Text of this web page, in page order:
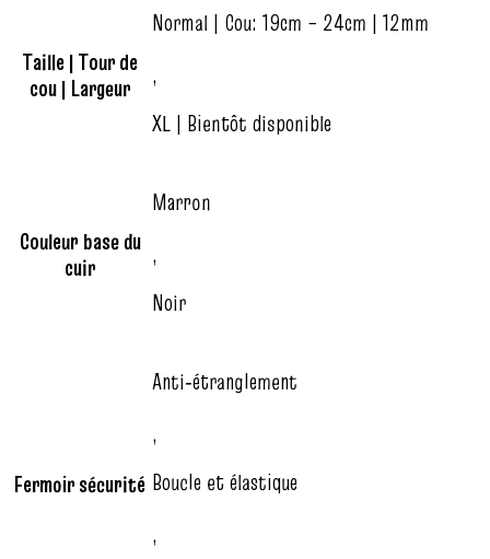
Taille | Tour de
cou | Largeur
Normal | Cou: 19cm – 24cm | 12mm
,
XL | Bientôt disponible
Couleur base du
cuir
Marron
,
Noir
Fermoir sécurité
Anti‑étranglement
,
Boucle et élastique
,